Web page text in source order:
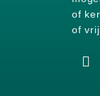
of
of vrij